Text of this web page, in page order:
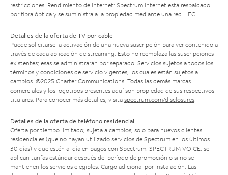
restricciones. Rendimiento de Internet: Spectrum Internet está respaldado
por fibra óptica y se suministra a la propiedad mediante una red HFC.
Detalles de la oferta de TV por cable
Puede solicitarse la activación de una nueva suscripción para ver contenido a
través de cada aplicación de streaming. Esto no reemplaza las suscripciones
existentes; esas se administrarán por separado. Servicios sujetos a todos los
términos y condiciones de servicio vigentes, los cuales están sujetos a
cambios. ©2025 Charter Communications. Todas las demás marcas
comerciales y los logotipos presentes aquí son propiedad de sus respectivos
titulares. Para conocer más detalles, visita spectrum.com/disclosures
Detalles de la oferta de teléfono residencial
Oferta por tiempo limitado; sujeta a cambios; solo para nuevos clientes
residenciales (que no hayan utilizado servicios de Spectrum en los últimos
30 días) y que estén al día en pagos con Spectrum. SPECTRUM VOICE: se
aplican tarifas estándar después del período de promoción o si no se
mantienen los servicios elegibles. Cargo adicional por instalación. Las